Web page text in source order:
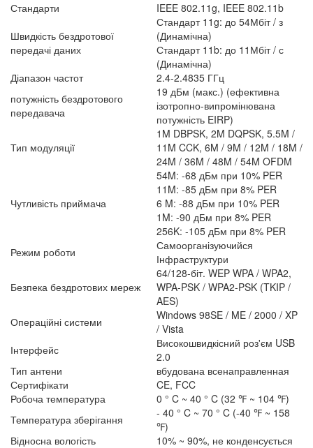
Стандарти
IEEE 802.11g, IEEE 802.11b
Швидкість бездротової
передачі даних
Стандарт 11g: до 54Мбіт / з
(Динамічна)
Стандарт 11b: до 11Мбіт / с
(Динамічна)
Діапазон частот
2.4-2.4835 ГГц
потужність бездротового
передавача
19 дБм (макс.) (ефективна
ізотропно-випромінювана
потужність EIRP)
Тип модуляції
1M DBPSK, 2M DQPSK, 5.5M /
11M CCK, 6M / 9M / 12M / 18M /
24M / 36M / 48M / 54M OFDM
Чутливість приймача
54M: -68 дБм при 10% PER
11M: -85 дБм при 8% PER
6 M: -88 дБм при 10% PER
1M: -90 дБм при 8% PER
256K: -105 дБм при 8% PER
Режим роботи
Самоорганізуючийся
Інфраструктури
Безпека бездротових мереж
64/128-біт. WEP WPA / WPA2,
WPA-PSK / WPA2-PSK (TKIP /
AES)
Операційні системи
Windows 98SE / ME / 2000 / XP
/ Vista
Інтерфейс
Високошвидкісний роз'єм USB
2.0
Тип антени
вбудована всенаправленная
Сертифікати
CE, FCC
Робоча температура
0 ° C ~ 40 ° C (32 ℉ ~ 104 ℉)
Температура зберігання
- 40 ° C ~ 70 ° C (-40 ℉ ~ 158
℉)
Відносна вологість
10% ~ 90%, не конденсується